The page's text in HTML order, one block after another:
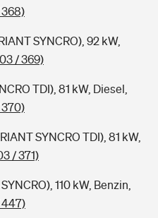
SYNCRO), 92 kW,
/ 369)
TDI), 81 kW, Diesel,
SYNCRO TDI), 81 kW,
/ 371)
110 kW, Benzin,